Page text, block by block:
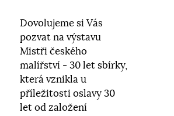
Dovolujeme si Vás
pozvat na výstavu
Mistři českého
malířství - 30 let sbírky,
která vznikla u
příležitosti oslavy 30
let od založení